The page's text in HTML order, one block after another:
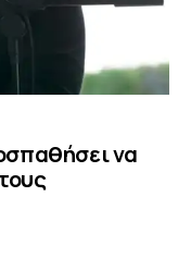
να